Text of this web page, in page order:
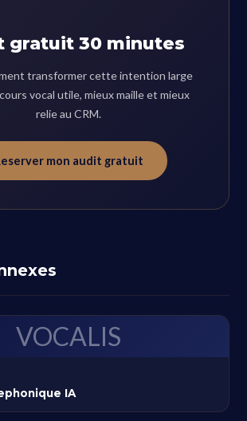
gratuit 30 minutes
transformer cette intention large
vocal utile, mieux maille et mieux
relie au CRM.
mon audit gratuit
VOCALIS
IA